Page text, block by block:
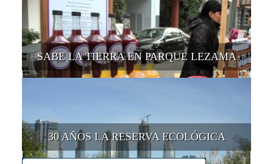
SABE LA TIERRA EN PARQUE LEZAMA
30 AÑOS LA RESERVA ECOLÓGICA